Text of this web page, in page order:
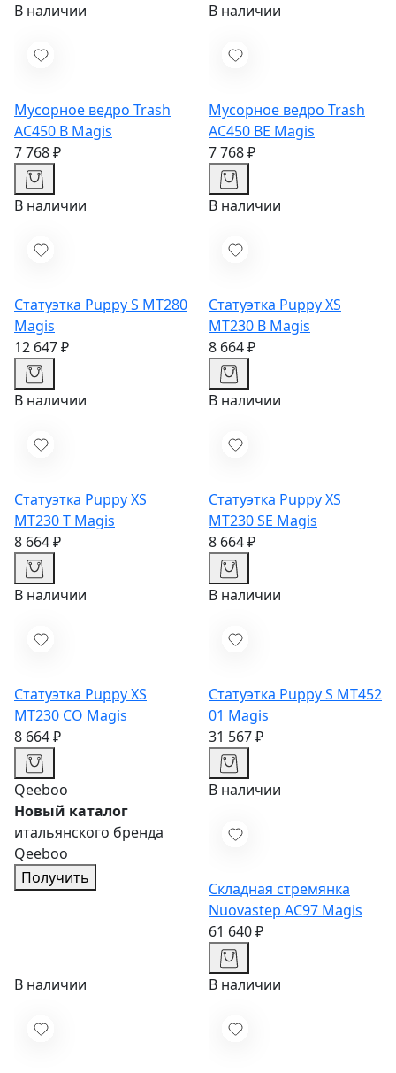
В наличии
Мусорное ведро Trash
AC450 B Magis
7 768 ₽
В наличии
Мусорное ведро Trash
AC450 BE Magis
7 768 ₽
В наличии
Статуэтка Puppy S MT280
Magis
12 647 ₽
В наличии
Статуэтка Puppy XS
MT230 B Magis
8 664 ₽
В наличии
Статуэтка Puppy XS
MT230 T Magis
8 664 ₽
В наличии
Статуэтка Puppy XS
MT230 SE Magis
8 664 ₽
В наличии
Статуэтка Puppy XS
MT230 CO Magis
8 664 ₽
В наличии
Статуэтка Puppy S MT452
01 Magis
31 567 ₽
Qeeboo
Новый каталог
итальянского бренда
Qeeboo
Получить
В наличии
Складная стремянка
Nuovastep AC97 Magis
61 640 ₽
В наличии В наличии